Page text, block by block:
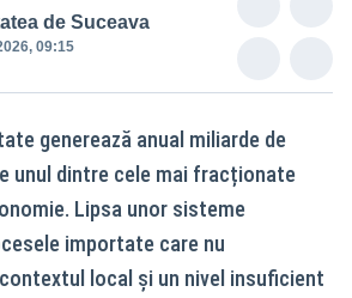
de Suceava
09:15
generează anual miliarde de
unul dintre cele mai fracționate
Lipsa unor sisteme
importate care nu
local și un nivel insuficient